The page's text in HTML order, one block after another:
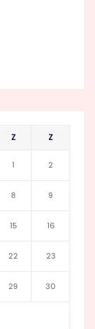
Z Z
1 2
8 9
15 16
22 23
29 30